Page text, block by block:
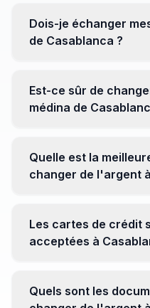
Dois-je échanger
de Casablanca ?
être moins avantageux.
bureaux de change en
Est-ce sûr de
médina de
établissements réputés
Quelle est la
changer de l'argent
soyez attentif aux
de vos devises.
Les cartes de crédit
acceptées à
Cependant, avoir un
Quels sont les